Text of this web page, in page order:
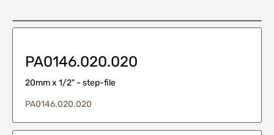
PA0146.020.020
20mm x 1/2" - step-file
PA0146.020.020